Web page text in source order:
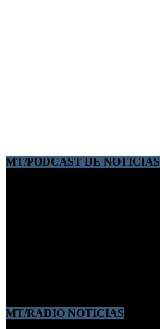
MT/PODCAST DE NOTICIAS
MT/RADIO NOTICIAS